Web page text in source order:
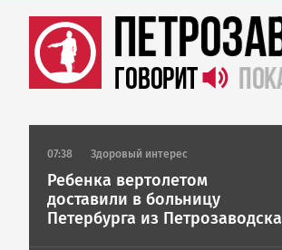
07:38 Здоровый интерес
Ребенка вертолетом
доставили в больницу
Петербурга из Петрозаводска